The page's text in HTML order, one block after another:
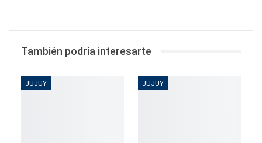
También podría interesarte
JUJUY JUJUY